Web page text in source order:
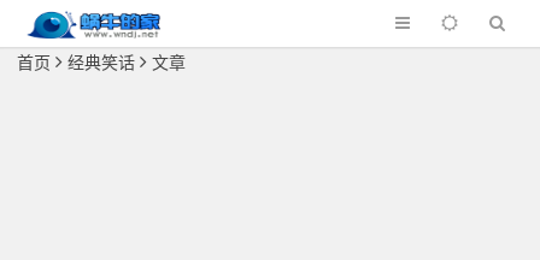
首页 经典笑话 文章